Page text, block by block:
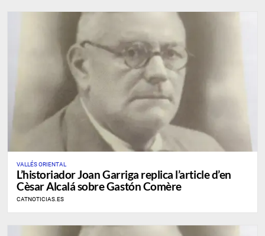
VALLÉS ORIENTAL
L’historiador Joan Garriga replica l’article d’en
Cèsar Alcalá sobre Gastón Comère
CATNOTICIAS.ES